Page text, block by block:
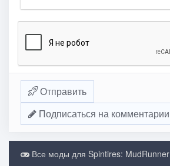
Отправить
Подписаться на комментарии
Все моды для Spintires: MudRunner